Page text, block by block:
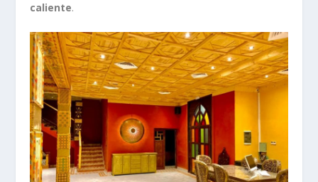
caliente.